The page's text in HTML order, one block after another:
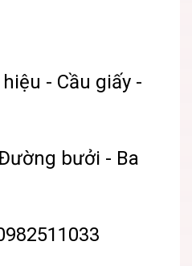
- Cầu giấy -
bưởi - Ba